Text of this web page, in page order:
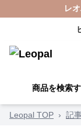
レ
商品を検索
Leopal TOP › 記